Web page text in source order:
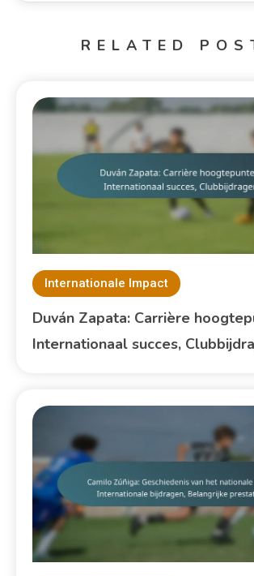
RELATED
Internationale Impact
Duván Zapata: Carrière
Internationaal succes,